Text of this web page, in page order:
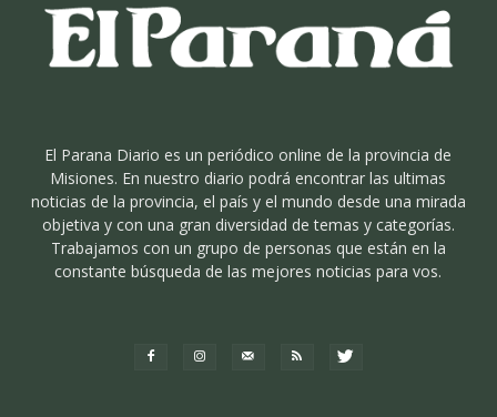
El Parana Diario es un periódico online de la provincia de
Misiones. En nuestro diario podrá encontrar las ultimas
noticias de la provincia, el país y el mundo desde una mirada
objetiva y con una gran diversidad de temas y categorías.
Trabajamos con un grupo de personas que están en la
constante búsqueda de las mejores noticias para vos.